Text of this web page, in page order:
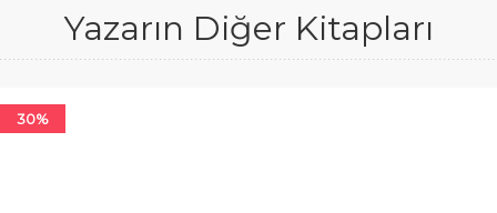
Yazarın Diğer Kitapları
30%